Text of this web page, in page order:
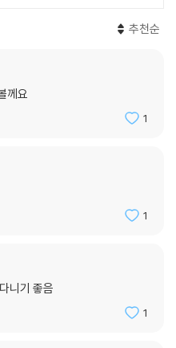
추천순
께요
1
1
니기 좋음
1